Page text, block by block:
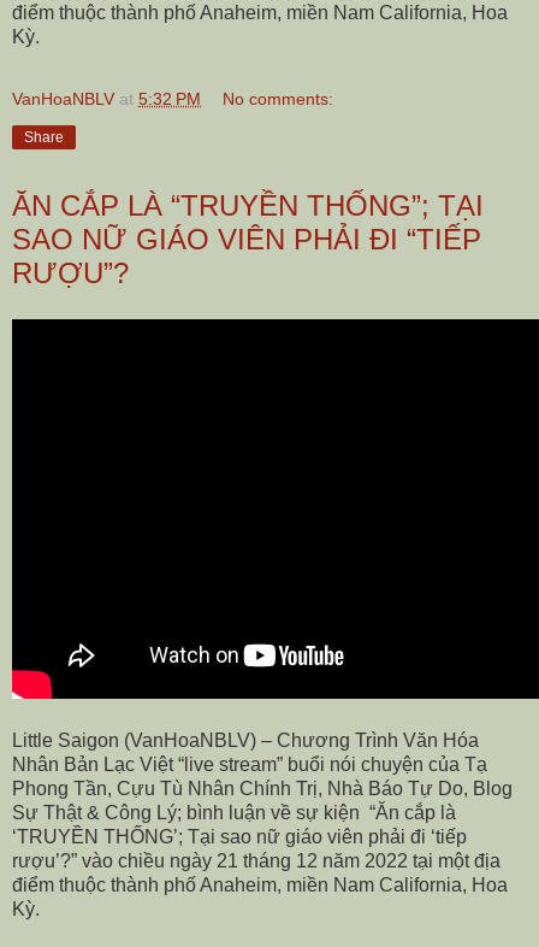
điểm thuộc thành phố Anaheim, miền Nam California, Hoa
Kỳ.
VanHoaNBLV at 5:32 PM No comments:
Share
ĂN CẮP LÀ “TRUYỀN THỐNG”; TẠI
SAO NỮ GIÁO VIÊN PHẢI ĐI “TIẾP
RƯỢU”?
Little Saigon (VanHoaNBLV) – Chương Trình Văn Hóa
Nhân Bản Lạc Việt “live stream” buổi nói chuyện của Tạ
Phong Tần, Cựu Tù Nhân Chính Trị, Nhà Báo Tự Do, Blog
Sự Thật & Công Lý; bình luận về sự kiện “Ăn cắp là
‘TRUYỀN THỐNG’; Tại sao nữ giáo viên phải đi ‘tiếp
rượu’?” vào chiều ngày 21 tháng 12 năm 2022 tại một địa
điểm thuộc thành phố Anaheim, miền Nam California, Hoa
Kỳ.